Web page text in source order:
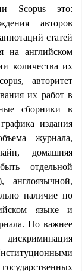
Scopus это:
авторов
статей
на английском
количества их
авторитет
их работ в
сборники в
издания
журнала,
домашняя
отдельной
наличие по
языке и
Но важнее